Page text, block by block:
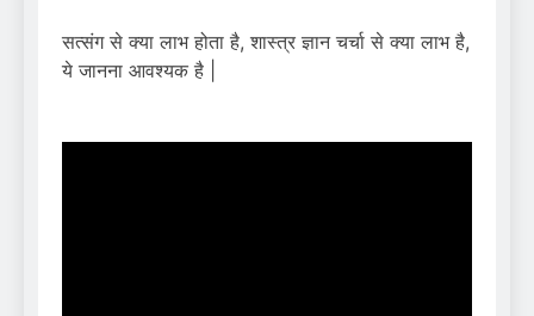
सत्संग से क्या लाभ होता है, शास्त्र ज्ञान चर्चा से क्या लाभ है,
ये जानना आवश्यक है |